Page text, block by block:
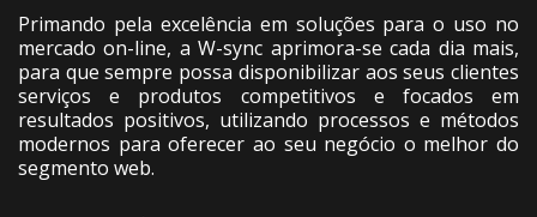
Primando pela excelência em soluções para o uso no
mercado on-line, a W-sync aprimora-se cada dia mais,
para que sempre possa disponibilizar aos seus clientes
serviços e produtos competitivos e focados em
resultados positivos, utilizando processos e métodos
modernos para oferecer ao seu negócio o melhor do
segmento web.